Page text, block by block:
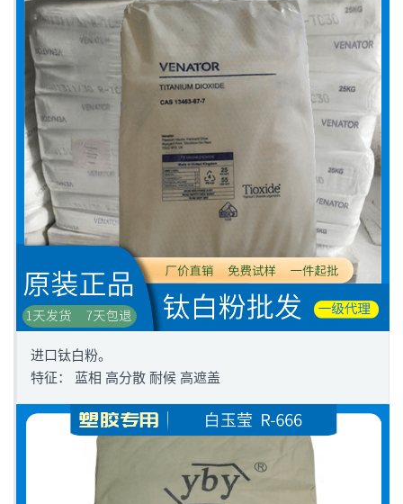
进口钛白粉。
特征： 蓝相 高分散 耐候 高遮盖